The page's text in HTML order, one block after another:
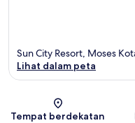
Sun City Resort, Moses
Lihat dalam peta
Tempat berdekatan